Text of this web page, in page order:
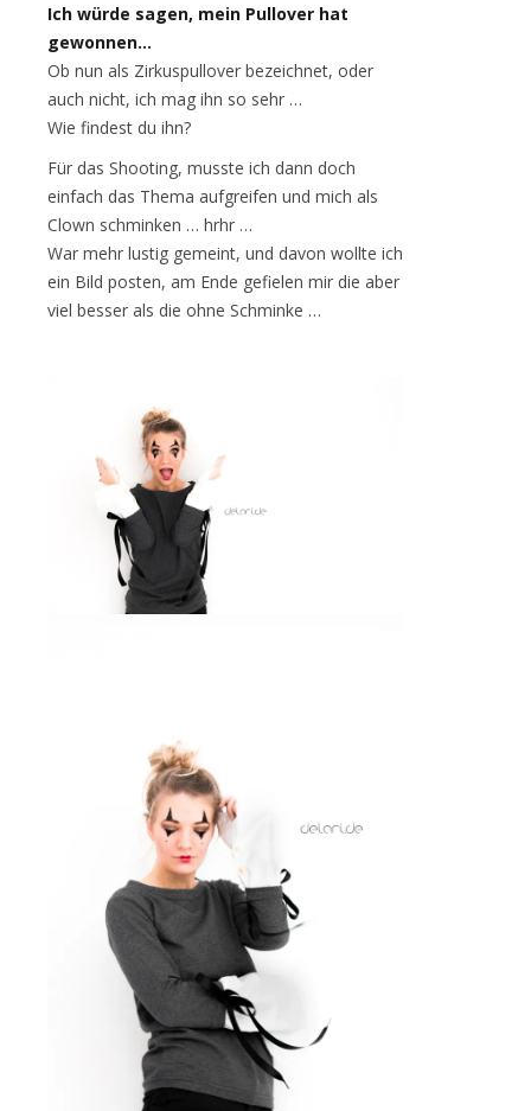
Ich würde sagen, mein Pullover hat
gewonnen…
Ob nun als Zirkuspullover bezeichnet, oder
auch nicht, ich mag ihn so sehr …
Wie findest du ihn?
Für das Shooting, musste ich dann doch
einfach das Thema aufgreifen und mich als
Clown schminken … hrhr …
War mehr lustig gemeint, und davon wollte ich
ein Bild posten, am Ende gefielen mir die aber
viel besser als die ohne Schminke …